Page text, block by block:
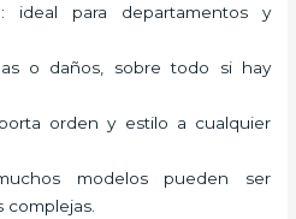
: ideal para departamentos y
o daños, sobre todo si hay
orden y estilo a cualquier
modelos pueden ser
complejas.